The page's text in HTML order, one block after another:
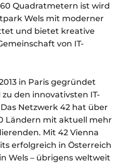
Quadratmetern ist wird
Wels mit moderner
und bietet kreative
von IT-
in Paris gegründet
den innovativsten IT-
Netzwerk 42 hat über
Ländern mit aktuell mehr
Mit 42 Vienna
erfolgreich in Österreich
Wels – übrigens weltweit